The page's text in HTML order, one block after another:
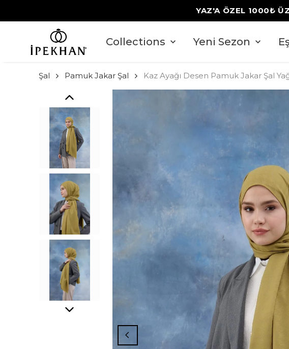
YAZ'A ÖZEL 1000₺
Collections Yeni Sezon
Şal Pamuk Jakar Şal Kaz Ayağı Desen Pamuk Jakar Şal Yağ